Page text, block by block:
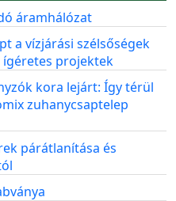
áramhálózat
a vízjárási szélsőségek
ígéretes projektek
kora lejárt: Így térül
zuhanycsaptelep
párátlanítása és